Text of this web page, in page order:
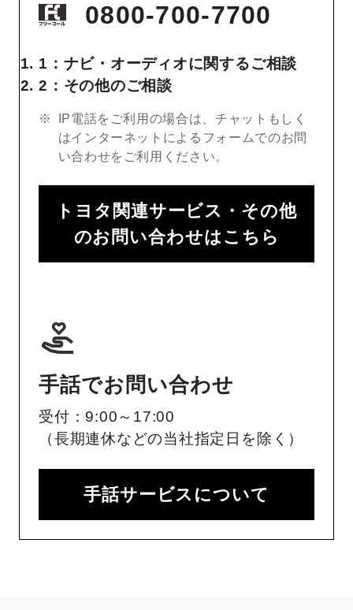
0800-700-7700
1：ナビ・オーディオに関するご相談
2：その他のご相談
IP電話をご利用の場合は、チャットもしく
はインターネットによるフォームでのお問
い合わせをご利用ください。
トヨタ関連サービス・その他
のお問い合わせはこちら
手話でお問い合わせ
受付：9:00～17:00
（長期連休などの当社指定日を除く）
手話サービスについて